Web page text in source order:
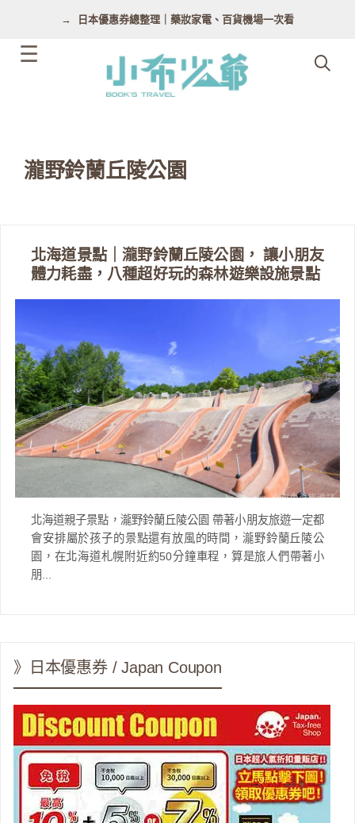
日本優惠券總整理｜藥妝家電、百貨機場一次看
瀧野鈴蘭丘陵公園
北海道景點｜瀧野鈴蘭丘陵公園， 讓小朋友
體力耗盡，八種超好玩的森林遊樂設施景點
北海道親子景點，瀧野鈴蘭丘陵公園 帶著小朋友旅遊一定都
會安排屬於孩子的景點還有放風的時間，瀧野鈴蘭丘陵公
園，在北海道札幌附近約50分鐘車程，算是旅人們帶著小
朋...
》日本優惠券 / Japan Coupon